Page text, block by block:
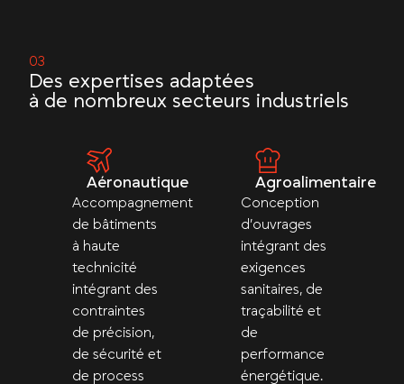
Des expertises adaptées
à de nombreux secteurs industriels
Aéronautique
Accompagnement
de bâtiments
à haute
technicité
intégrant des
contraintes
de précision,
de sécurité et
de process
Agroalimentaire
Conception
d’ouvrages
intégrant des
exigences
sanitaires, de
traçabilité et
de
performance
énergétique.